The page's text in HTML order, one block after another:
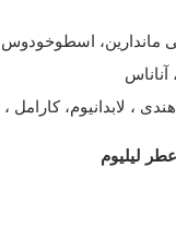
ماندارین،
، لابدانیوم، کارامل ،
لیلیوم